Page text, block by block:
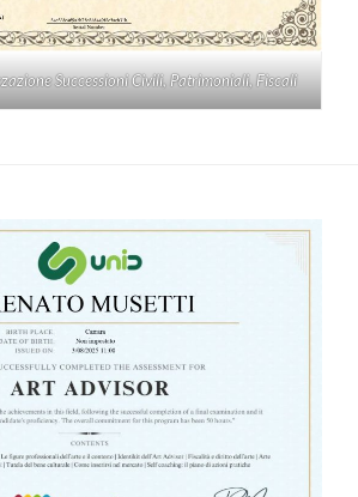
Successioni Civili, Patrimoniali, Fiscali